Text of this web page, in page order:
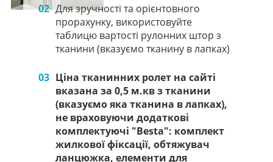
02 Для зручності та орієнтовного
прорахунку, використовуйте
таблицю вартості рулонних штор з
тканини (вказуємо тканину в лапках)
03 Ціна тканинних ролет на сайті
вказана за 0,5 м.кв з тканини
(вказуємо яка тканина в лапках),
не враховуючи додаткові
комплектуючі "Besta": комплект
жилкової фіксації, обтяжувач
ланцюжка, елементи для